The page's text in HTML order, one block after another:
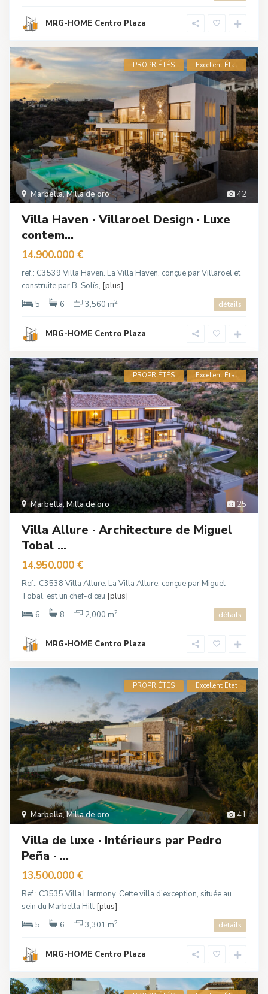
MRG-HOME Centro Plaza
42
Marbella,Milla de oro
PROPRIÉTÉS Excellent État
Villa Haven · Villaroel Design · Luxe
contem...
14.900.000 €
ref.: C3539 Villa Haven. La Villa Haven, conçue par Villaroel et
construite par B. Solís, [plus]
5
6 3,560 m2 détails
MRG-HOME Centro Plaza
25
Marbella, Milla de oro
PROPRIÉTÉS Excellent État
Villa Allure · Architecture de Miguel
Tobal ...
14.950.000 €
Ref.: C3538 Villa Allure. La Villa Allure, conçue par Miguel
Tobal, est un chef-d’œu [plus]
6
8 2,000 m2 détails
MRG-HOME Centro Plaza
41
Marbella,Milla de oro
PROPRIÉTÉS Excellent État
Villa de luxe · Intérieurs par Pedro
Peña · ...
13.500.000 €
Ref.: C3535 Villa Harmony. Cette villa d’exception, située au
sein du Marbella Hill [plus]
5
6 3,301 m2 détails
MRG-HOME Centro Plaza